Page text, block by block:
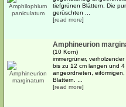
tiefgrünen Blättern. Die
gerüschten ...
[read more]
Amphineurion
(10 Korn)
immergrüner,
bis zu 12 cm langen und
angeordneten,
Blättern. ...
[read more]